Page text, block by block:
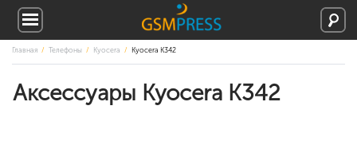
Главная Телефоны Kyocera Kyocera K342
Аксессуары Kyocera K342